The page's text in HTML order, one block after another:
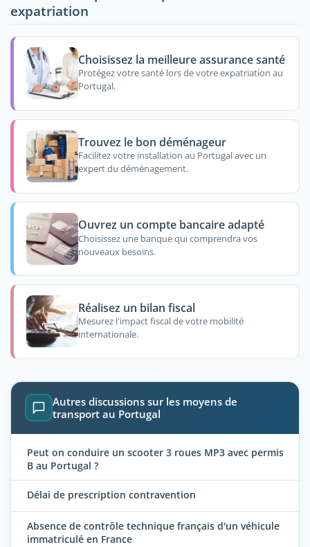
expatriation
Choisissez la meilleure assurance santé
Protégez votre santé lors de votre expatriation au
Portugal.
Trouvez le bon déménageur
Facilitez votre installation au Portugal avec un
expert du déménagement.
Ouvrez un compte bancaire adapté
Choisissez une banque qui comprendra vos
nouveaux besoins.
Réalisez un bilan fiscal
Mesurez l'impact fiscal de votre mobilité
internationale.
Autres discussions sur les moyens de
transport au Portugal
Peut on conduire un scooter 3 roues MP3 avec permis
B au Portugal ?
Délai de prescription contravention
Absence de contrôle technique français d'un véhicule
immatriculé en France